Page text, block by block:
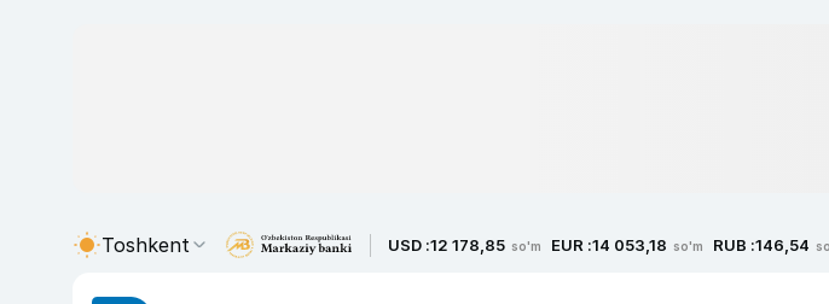
Toshkent USD :12 178,85 so'm EUR :14 053,18 so'm RUB :146,54